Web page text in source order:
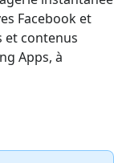
Facebook et
et contenus
Apps, à